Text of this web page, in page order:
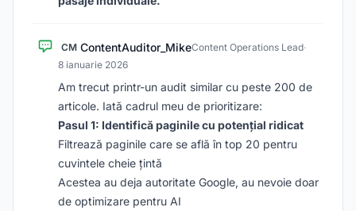
CM ContentAuditor_MikeContent Operations Lead·
8 ianuarie 2026
Am trecut printr-un audit similar cu peste 200 de
articole. Iată cadrul meu de prioritizare:
Pasul 1: Identifică paginile cu potențial ridicat
Filtrează paginile care se află în top 20 pentru
cuvintele cheie țintă
Acestea au deja autoritate Google, au nevoie doar
de optimizare pentru AI